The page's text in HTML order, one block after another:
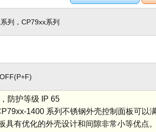
列，CP79xx系列
防护等级 IP 65
1400 系列不锈钢外壳控制面板可以
具有优化的外壳设计和间隙非常小等优